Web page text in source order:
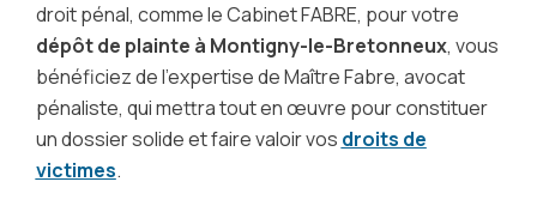
droit pénal, comme le Cabinet FABRE, pour votre
dépôt de plainte à Montigny-le-Bretonneux, vous
bénéficiez de l'expertise de Maître Fabre, avocat
pénaliste, qui mettra tout en œuvre pour constituer
un dossier solide et faire valoir vos droits de
victimes.